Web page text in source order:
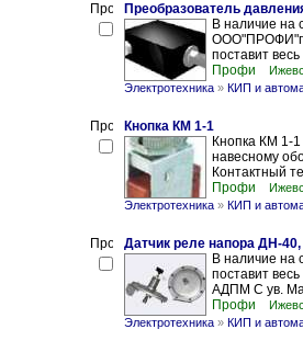
Преобразователь
В наличие на
поставит
Профи
Электротехника » КИП и
Кнопка КМ 1-1
Кнопка КМ 1-
навесному
Контактный
Профи
Электротехника » КИП и
Датчик реле напора ДН-
В наличие на
поставит
АДПМ С ув.
Профи
Электротехника » КИП и